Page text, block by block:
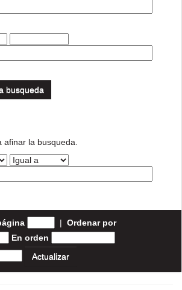
busqueda
afinar la busqueda.
| Ordenar por
En orden